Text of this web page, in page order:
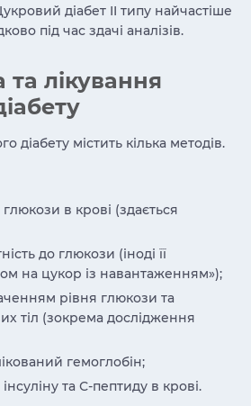
діабет II типу найчастіше
під час здачі аналізів.
та лікування
діабету містить кілька методів.
в крові (здається
до глюкози (іноді її
на цукор із навантаженням»);
рівня глюкози та
тіл (зокрема дослідження
гемоглобін;
та С-пептиду в крові.